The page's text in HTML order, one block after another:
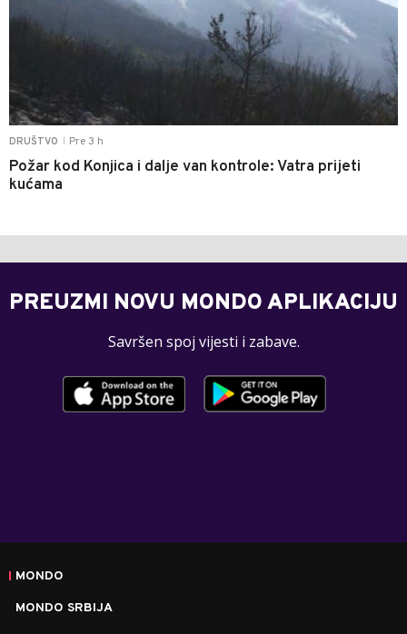
DRUŠTVO Pre 3 h
Požar kod Konjica i dalje van kontrole: Vatra prijeti
kućama
PREUZMI NOVU MONDO APLIKACIJU
Savršen spoj vijesti i zabave.
MONDO
MONDO SRBIJA